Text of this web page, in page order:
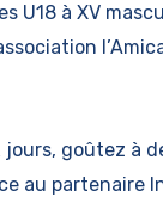
U18 à XV
jours, goûtez à
au partenaire